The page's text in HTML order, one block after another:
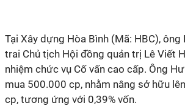
Tại Xây dựng Hòa Bình (Mã: HBC), ông
trai Chủ tịch Hội đồng quản trị Lê Viết
nhiệm chức vụ Cố vấn cao cấp. Ông
mua 500.000 cp, nhằm nâng sở hữu
cp, tương ứng với 0,39% vốn.